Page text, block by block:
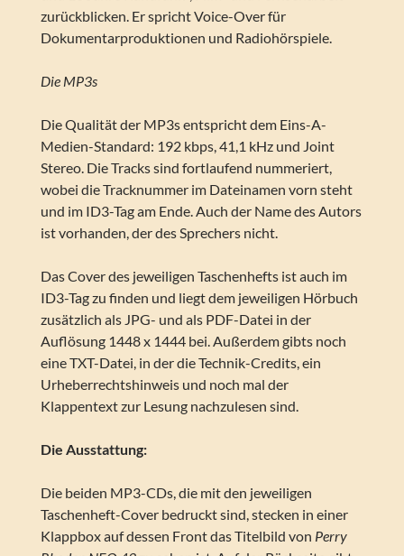
zurückblicken. Er spricht Voice-Over für
Dokumentarproduktionen und Radiohörspiele.
Die MP3s
Die Qualität der MP3s entspricht dem Eins-A-
Medien-Standard: 192 kbps, 41,1 kHz und Joint
Stereo. Die Tracks sind fortlaufend nummeriert,
wobei die Tracknummer im Dateinamen vorn steht
und im ID3-Tag am Ende. Auch der Name des Autors
ist vorhanden, der des Sprechers nicht.
Das Cover des jeweiligen Taschenhefts ist auch im
ID3-Tag zu finden und liegt dem jeweiligen Hörbuch
zusätzlich als JPG- und als PDF-Datei in der
Auflösung 1448 x 1444 bei. Außerdem gibts noch
eine TXT-Datei, in der die Technik-Credits, ein
Urheberrechtshinweis und noch mal der
Klappentext zur Lesung nachzulesen sind.
Die Ausstattung:
Die beiden MP3-CDs, die mit den jeweiligen
Taschenheft-Cover bedruckt sind, stecken in einer
Klappbox auf dessen Front das Titelbild von Perry